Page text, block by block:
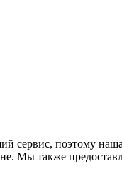
сервис, поэтому
Мы также